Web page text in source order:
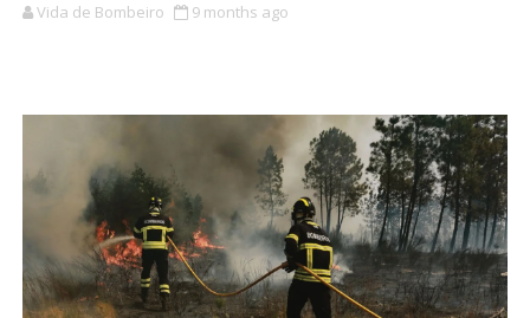
Vida de Bombeiro 9 months ago